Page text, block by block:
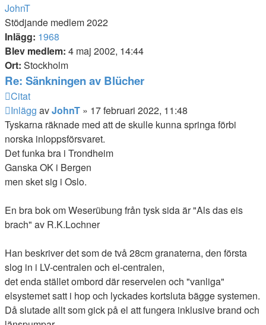
JohnT
Stödjande medlem 2022
Inlägg: 1968
Blev medlem: 4 maj 2002, 14:44
Ort: Stockholm
Re: Sänkningen av Blücher
Citat
Inlägg avJohnT » 17 februari 2022, 11:48
Tyskarna räknade med att de skulle kunna springa förbi
norska inloppsförsvaret.
Det funka bra i Trondheim
Ganska OK i Bergen
men sket sig i Oslo.
En bra bok om Weserübung från tysk sida är "Als das eis
brach" av R.K.Lochner
Han beskriver det som de två 28cm granaterna, den första
slog in i LV-centralen och el-centralen,
det enda stället ombord där reservelen och "vanliga"
elsystemet satt i hop och lyckades kortsluta bägge systemen.
Då slutade allt som gick på el att fungera inklusive brand och